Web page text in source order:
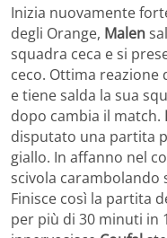
Inizia nuovamente
degli Orange, Malen
squadra ceca e si
ceco. Ottima reazione
e tiene salda la sua
dopo cambia il match.
disputato una partita
giallo. In affanno nel
scivola carambolando
Finisce così la partita
per più di 30 minuti in